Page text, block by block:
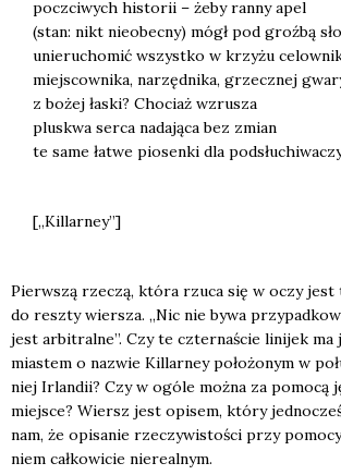
poczci­wych histo­rii – żeby ran­ny apel
(stan: nikt nie­obec­ny) mógł pod groź­bą
unie­ru­cho­mić wszyst­ko w krzy­żu
miej­scow­ni­ka, narzęd­ni­ka, grzecz­nej
z bożej łaski? Cho­ciaż wzru­sza
plu­skwa ser­ca nada­ją­ca bez zmian
te same łatwe pio­sen­ki dla
[„Kil­lar­ney”]
Pierw­szą rze­czą, któ­ra rzu­ca się w oczy jest
do resz­ty wier­sza. „Nic nie bywa
jest arbi­tral­ne”. Czy te czter­na­ście lini­jek ma
mia­stem o nazwie Kil­lar­ney poło­żo­nym w
niej Irlan­dii? Czy w ogó­le moż­na za pomo­cą
miej­sce? Wiersz jest opi­sem, któ­ry
nam, że opi­sa­nie rze­czy­wi­sto­ści przy
niem cał­ko­wi­cie nie­re­al­nym.